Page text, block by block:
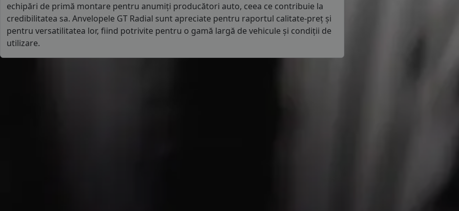
echipări de primă montare pentru anumiți producători auto, ceea ce contribuie la
credibilitatea sa. Anvelopele GT Radial sunt apreciate pentru raportul calitate-preț și
pentru versatilitatea lor, fiind potrivite pentru o gamă largă de vehicule și condiții de
utilizare.